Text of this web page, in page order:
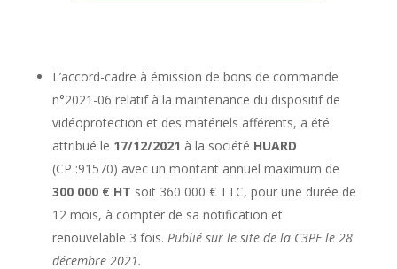
L’accord-cadre à émission de bons de commande
n°2021-06 relatif à la maintenance du dispositif de
vidéoprotection et des matériels afférents, a été
attribué le 17/12/2021 à la société HUARD
(CP :91570) avec un montant annuel maximum de
300 000 € HT soit 360 000 € TTC, pour une durée de
12 mois, à compter de sa notification et
renouvelable 3 fois. Publié sur le site de la C3PF le 28
décembre 2021.